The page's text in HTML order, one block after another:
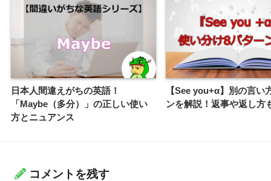
日本人間違えがちの英語！
「Maybe（多分）」の正しい使い
方とニュアンス
【See you+α】別の言い
ンを解説！返事や返し方
コメントを残す